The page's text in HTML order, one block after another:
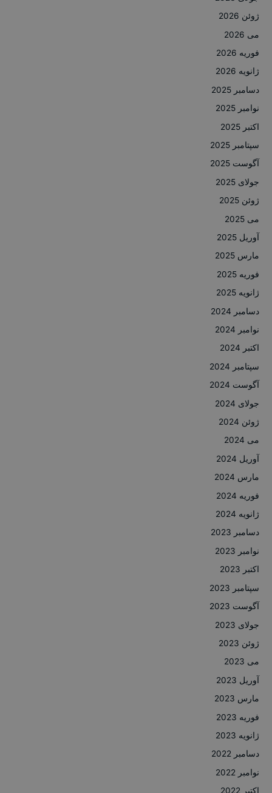
ژوئن 2026
می 2026
فوریه 2026
ژانویه 2026
دسامبر 2025
نوامبر 2025
اکتبر 2025
سپتامبر 2025
آگوست 2025
جولای 2025
ژوئن 2025
می 2025
آوریل 2025
مارس 2025
فوریه 2025
ژانویه 2025
دسامبر 2024
نوامبر 2024
اکتبر 2024
سپتامبر 2024
آگوست 2024
جولای 2024
ژوئن 2024
می 2024
آوریل 2024
مارس 2024
فوریه 2024
ژانویه 2024
دسامبر 2023
نوامبر 2023
اکتبر 2023
سپتامبر 2023
آگوست 2023
جولای 2023
ژوئن 2023
می 2023
آوریل 2023
مارس 2023
فوریه 2023
ژانویه 2023
دسامبر 2022
نوامبر 2022
اکتبر 2022